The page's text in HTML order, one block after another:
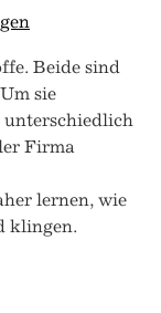
Beide sind
sie
unterschiedlich
Firma
lernen, wie
klingen.